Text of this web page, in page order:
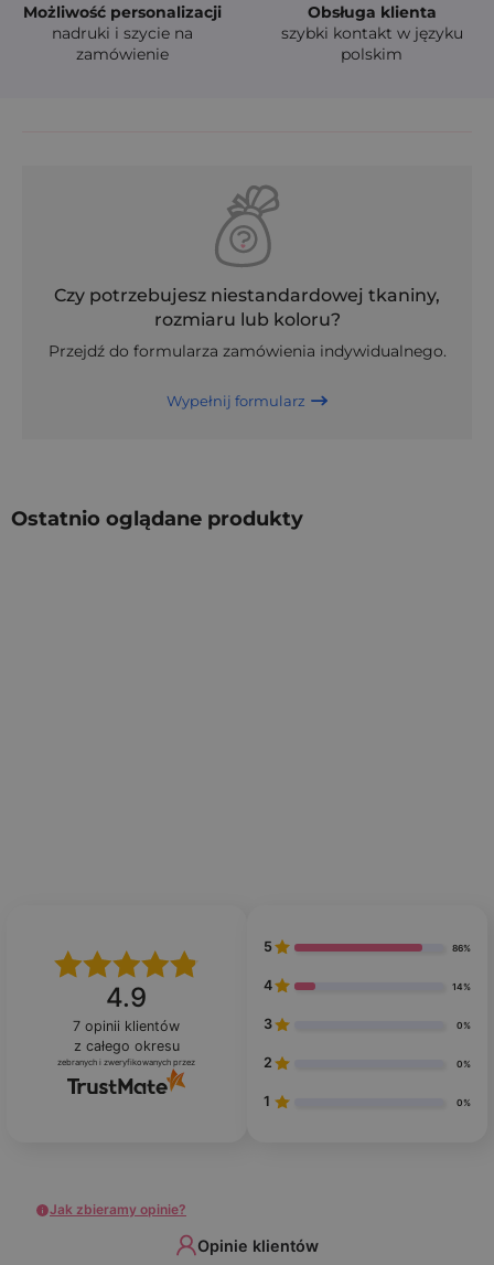
Możliwość personalizacji
nadruki i szycie na
zamówienie
Obsługa klienta
szybki kontakt w języku
polskim
Czy potrzebujesz niestandardowej tkaniny,
rozmiaru lub koloru?
Przejdź do formularza zamówienia indywidualnego.
Wypełnij formularz
Ostatnio oglądane produkty
4.9
7 opinii klientów
z całego okresu
zebranych i zweryfikowanych przez
5 86%
4 14%
3 0%
2 0%
1 0%
Jak zbieramy opinie?
Opinie klientów